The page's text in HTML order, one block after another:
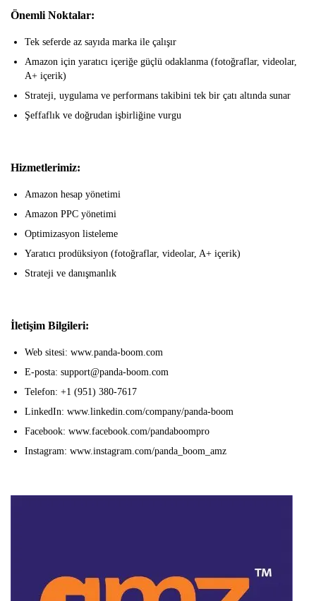
Önemli Noktalar:
Tek seferde az sayıda marka ile çalışır
Amazon için yaratıcı içeriğe güçlü odaklanma (fotoğraflar, videolar,
A+ içerik)
Strateji, uygulama ve performans takibini tek bir çatı altında sunar
Şeffaflık ve doğrudan işbirliğine vurgu
Hizmetlerimiz:
Amazon hesap yönetimi
Amazon PPC yönetimi
Optimizasyon listeleme
Yaratıcı prodüksiyon (fotoğraflar, videolar, A+ içerik)
Strateji ve danışmanlık
İletişim Bilgileri:
Web sitesi: www.panda-boom.com
E-posta: support@panda-boom.com
Telefon: +1 (951) 380-7617
LinkedIn: www.linkedin.com/company/panda-boom
Facebook: www.facebook.com/pandaboompro
Instagram: www.instagram.com/panda_boom_amz